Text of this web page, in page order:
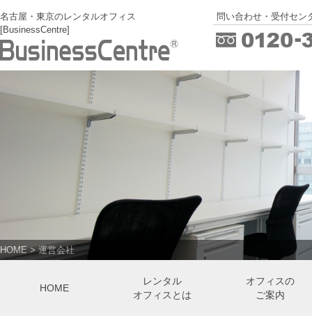
名古屋・東京のレンタルオフィス
[BusinessCentre]
問い合わせ・受付セン
HOME>運営会社
HOME
レンタル
オフィスとは
オフィスの
ご案内